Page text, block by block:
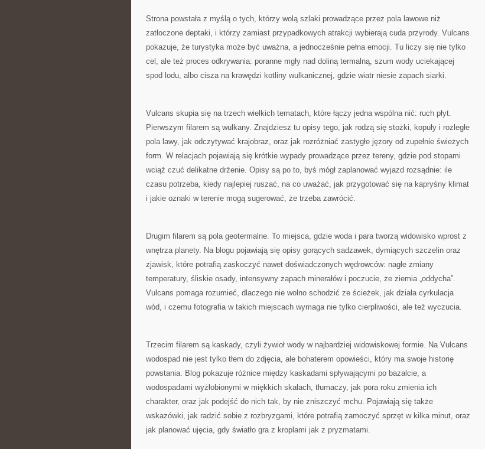
Strona powstała z myślą o tych, którzy wolą szlaki prowadzące przez pola lawowe niż
zatłoczone deptaki, i którzy zamiast przypadkowych atrakcji wybierają cuda przyrody. Vulcans
pokazuje, że turystyka może być uważna, a jednocześnie pełna emocji. Tu liczy się nie tylko
cel, ale też proces odkrywania: poranne mgły nad doliną termalną, szum wody uciekającej
spod lodu, albo cisza na krawędzi kotliny wulkanicznej, gdzie wiatr niesie zapach siarki.
Vulcans skupia się na trzech wielkich tematach, które łączy jedna wspólna nić: ruch płyt.
Pierwszym filarem są wulkany. Znajdziesz tu opisy tego, jak rodzą się stożki, kopuły i rozległe
pola lawy, jak odczytywać krajobraz, oraz jak rozróżniać zastygłe jęzory od zupełnie świeżych
form. W relacjach pojawiają się krótkie wypady prowadzące przez tereny, gdzie pod stopami
wciąż czuć delikatne drżenie. Opisy są po to, byś mógł zaplanować wyjazd rozsądnie: ile
czasu potrzeba, kiedy najlepiej ruszać, na co uważać, jak przygotować się na kapryśny klimat
i jakie oznaki w terenie mogą sugerować, że trzeba zawrócić.
Drugim filarem są pola geotermalne. To miejsca, gdzie woda i para tworzą widowisko wprost z
wnętrza planety. Na blogu pojawiają się opisy gorących sadzawek, dymiących szczelin oraz
zjawisk, które potrafią zaskoczyć nawet doświadczonych wędrowców: nagłe zmiany
temperatury, śliskie osady, intensywny zapach minerałów i poczucie, że ziemia „oddycha”.
Vulcans pomaga rozumieć, dlaczego nie wolno schodzić ze ścieżek, jak działa cyrkulacja
wód, i czemu fotografia w takich miejscach wymaga nie tylko cierpliwości, ale też wyczucia.
Trzecim filarem są kaskady, czyli żywioł wody w najbardziej widowiskowej formie. Na Vulcans
wodospad nie jest tylko tłem do zdjęcia, ale bohaterem opowieści, który ma swoje historię
powstania. Blog pokazuje różnice między kaskadami spływającymi po bazalcie, a
wodospadami wyżłobionymi w miękkich skałach, tłumaczy, jak pora roku zmienia ich
charakter, oraz jak podejść do nich tak, by nie zniszczyć mchu. Pojawiają się także
wskazówki, jak radzić sobie z rozbryzgami, które potrafią zamoczyć sprzęt w kilka minut, oraz
jak planować ujęcia, gdy światło gra z kroplami jak z pryzmatami.